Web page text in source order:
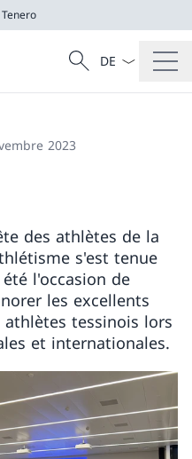
Recherche
Recherche
La langue
2023
des athlètes de la
s'est tenue
été l'occasion de
les excellents
tessinois lors
et internationales.